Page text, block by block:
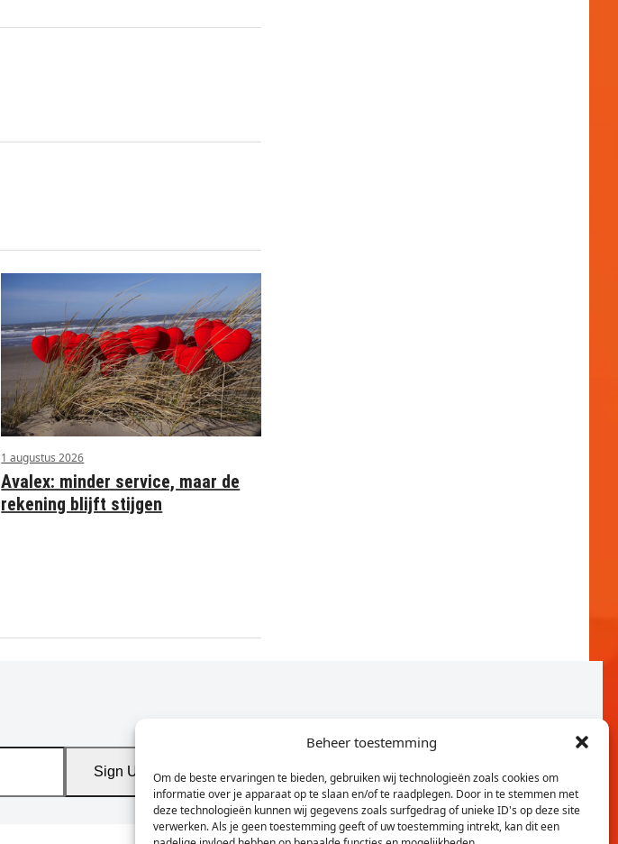
Beheer toestemming
Om de beste ervaringen te bieden, gebruiken wij technologieën zoals cookies om
informatie over je apparaat op te slaan en/of te raadplegen. Door in te stemmen met
deze technologieën kunnen wij gegevens zoals surfgedrag of unieke ID's op deze site
verwerken. Als je geen toestemming geeft of uw toestemming intrekt, kan dit een
1 augustus 2026
Avalex: minder service, maar de
rekening blijft stijgen
Sign Up